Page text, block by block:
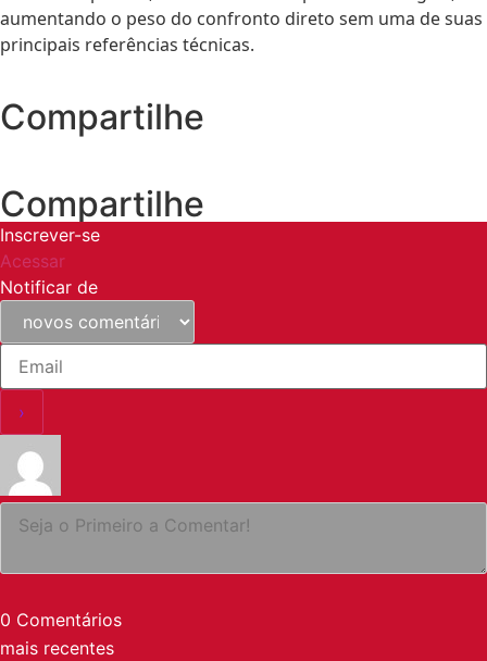
aumentando o peso do confronto direto sem uma de suas
principais referências técnicas.
Compartilhe
Compartilhe
Inscrever-se
Acessar
Notificar de
0 Comentários
mais recentes